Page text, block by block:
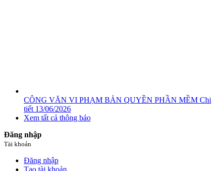
CÔNG VĂN VI PHẠM BẢN QUYỀN PHẦN MỀM Chi
tiết 13/06/2026
Xem tất cả thông báo
Đăng nhập
Tài khoản
Đăng nhập
Tạo tài khoản